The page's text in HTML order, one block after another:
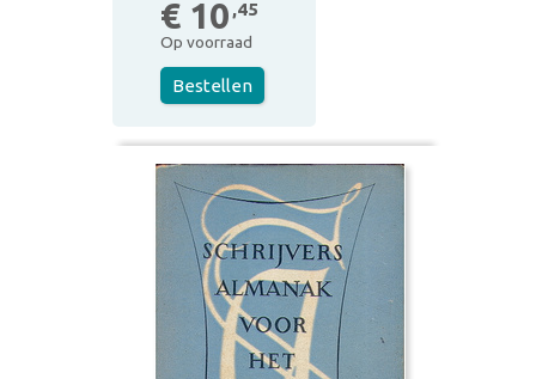
€ 10 ,45
Op voorraad
Bestellen